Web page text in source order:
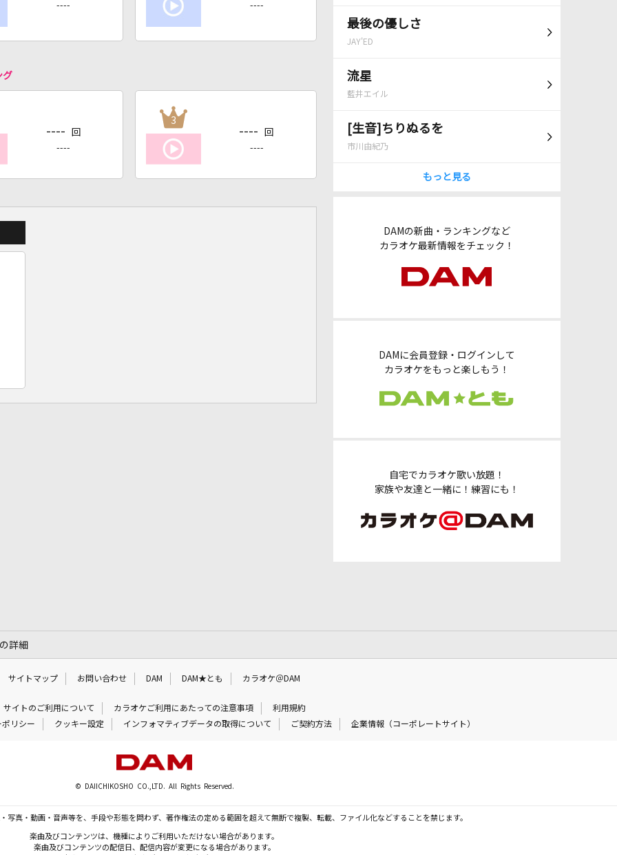
最後の優しさ
JAY'ED
流星
藍井エイル
[生音]ちりぬるを
市川由紀乃
もっと見る
DAMの新曲・ランキングなど
カラオケ最新情報をチェック！
DAMに会員登録・ログインして
カラオケをもっと楽しもう！
自宅でカラオケ歌い放題！
家族や友達と一緒に！練習にも！
---- ----
グ
---- 回
----
3
---- 回
----
詳細
サイトマップ お問い合わせ DAM DAM★とも カラオケ＠DAM
サイトのご利用について カラオケご利用にあたっての注意事項
利用規約
リシー
クッキー設定 インフォマティブデータの取得について ご契約方法 企業情報（コーポレートサイト）
© DAIICHIKOSHO CO.,LTD. All Rights Reserved.
写真・動画・音声等を、手段や形態を問わず、著作権法の定める範囲を超えて無断で複製、転載、ファイル化などすることを禁じます。
楽曲及びコンテンツは、機種によりご利用いただけない場合があります。
楽曲及びコンテンツの配信日、配信内容が変更になる場合があります。